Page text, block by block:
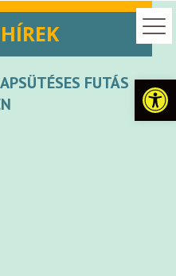
HÍREK
FUTÁS